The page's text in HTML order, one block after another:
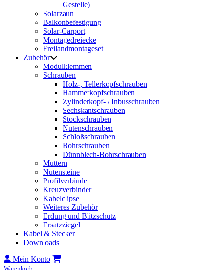
Gestelle)
Solarzaun
Balkonbefestigung
Solar-Carport
Montagedreiecke
Freilandmontageset
Zubehör
Modulklemmen
Schrauben
Holz-, Tellerkopfschrauben
Hammerkopfschrauben
Zylinderkopf- / Inbusschrauben
Sechskantschrauben
Stockschrauben
Nutenschrauben
Schloßschrauben
Bohrschrauben
Dünnblech-Bohrschrauben
Muttern
Nutensteine
Profilverbinder
Kreuzverbinder
Kabelclipse
Weiteres Zubehör
Erdung und Blitzschutz
Ersatzziegel
Kabel & Stecker
Downloads
Mein Konto
Warenkorb